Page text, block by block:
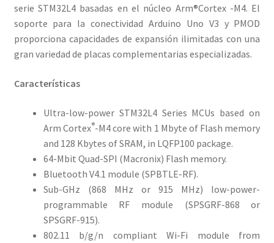
serie STM32L4 basadas en el núcleo Arm®Cortex -M4. El
soporte para la conectividad Arduino Uno V3 y PMOD
proporciona capacidades de expansión ilimitadas con una
gran variedad de placas complementarias especializadas.
Características
Ultra-low-power STM32L4 Series MCUs based on
Arm Cortex®-M4 core with 1 Mbyte of Flash memory
and 128 Kbytes of SRAM, in LQFP100 package.
64-Mbit Quad-SPI (Macronix) Flash memory.
Bluetooth V4.1 module (SPBTLE-RF).
Sub-GHz (868 MHz or 915 MHz) low-power-
programmable RF module (SPSGRF-868 or
SPSGRF-915).
802.11 b/g/n compliant Wi-Fi module from